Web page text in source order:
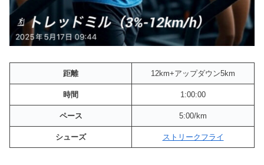
距離 12km+アップダウン5km
時間 1:00:00
ペース 5:00/km
シューズ ストリークフライ